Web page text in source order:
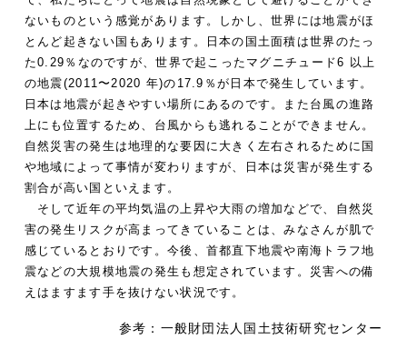
ないものという感覚があります。しかし、世界には地震がほ
とんど起きない国もあります。日本の国土面積は世界のたっ
た0.29％なのですが、世界で起こったマグニチュード6 以上
の地震(2011〜2020 年)の17.9％が日本で発生しています。
日本は地震が起きやすい場所にあるのです。また台風の進路
上にも位置するため、台風からも逃れることができません。
自然災害の発生は地理的な要因に大きく左右されるために国
や地域によって事情が変わりますが、日本は災害が発生する
割合が高い国といえます。
そして近年の平均気温の上昇や大雨の増加などで、自然災
害の発生リスクが高まってきていることは、みなさんが肌で
感じているとおりです。今後、首都直下地震や南海トラフ地
震などの大規模地震の発生も想定されています。災害への備
えはますます手を抜けない状況です。
参考：一般財団法人国土技術研究センター